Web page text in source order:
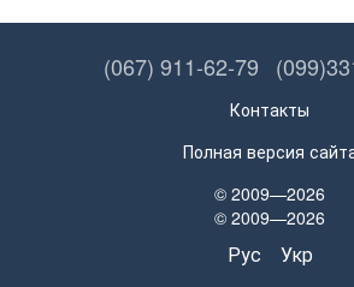
(067) 911-62-79
Контакты
Полная версия
© 2009—2026
© 2009—2026
Рус Укр